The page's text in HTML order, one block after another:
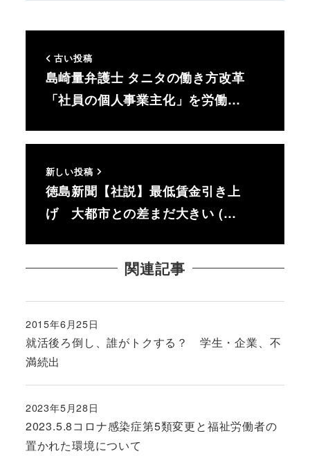
古い投稿
島崎量弁護士 タニタの働き方改革
「社員の個人事業主化」を労働…
新しい投稿
徳島新聞【社説】最低賃金引き上
げ 大都市との差まだ大きい (…
関連記事
就活後ろ倒し、誰がトクする？ 学生・企業、不
満続出
投稿日
2015年6月25日
2023.5.8コロナ感染症第5類変更と福祉労働者の
置かれた環境について
投稿日
2023年5月28日